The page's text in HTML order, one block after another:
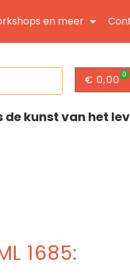
en meer
€ 0,00 0
de kunst van het
1685: